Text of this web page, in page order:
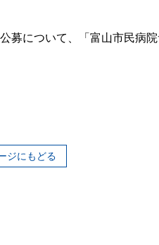
募について、「富山市民病
ジにもどる